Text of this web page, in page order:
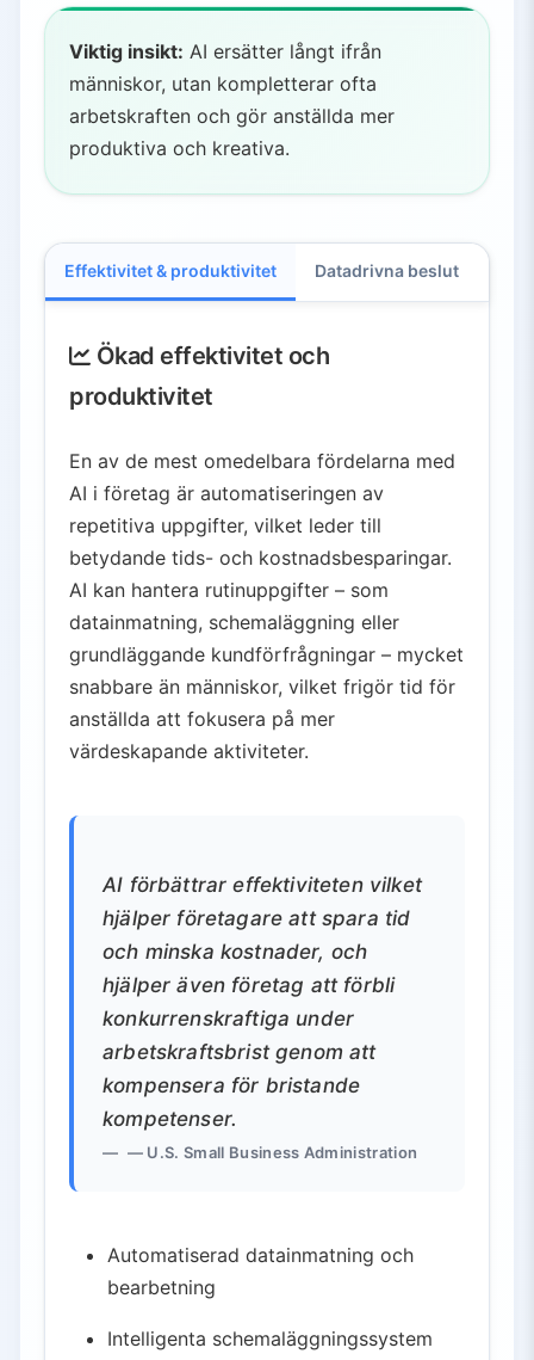
Viktig insikt: AI ersätter långt ifrån
människor, utan kompletterar ofta
arbetskraften och gör anställda mer
produktiva och kreativa.
Effektivitet & produktivitet Datadrivna beslut
Ökad effektivitet och
produktivitet
En av de mest omedelbara fördelarna med
AI i företag är automatiseringen av
repetitiva uppgifter, vilket leder till
betydande tids- och kostnadsbesparingar.
AI kan hantera rutinuppgifter – som
datainmatning, schemaläggning eller
grundläggande kundförfrågningar – mycket
snabbare än människor, vilket frigör tid för
anställda att fokusera på mer
värdeskapande aktiviteter.
AI förbättrar effektiviteten vilket
hjälper företagare att spara tid
och minska kostnader, och
hjälper även företag att förbli
konkurrenskraftiga under
arbetskraftsbrist genom att
kompensera för bristande
kompetenser.
— U.S. Small Business Administration
Automatiserad datainmatning och
bearbetning
Intelligenta schemaläggningssystem